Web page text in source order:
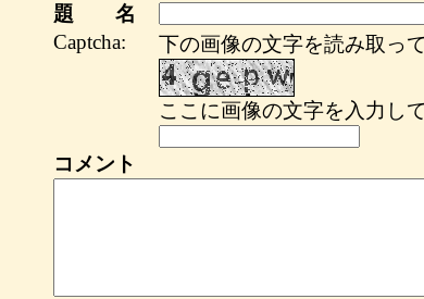
題 名
Captcha:
下の画像の文字を読み取っ
ここに画像の文字を入力し
コメント